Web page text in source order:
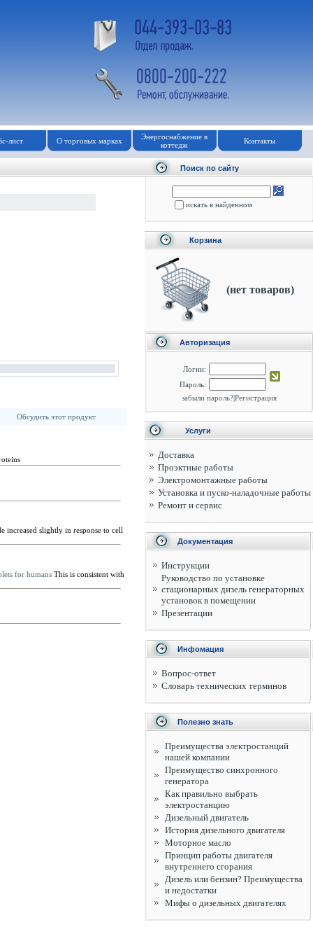
лист О торговых марках
Энергоснабжение в
коттедж
Контакты
Обсудить этот продукт
slightly in response to cell
for humansThis is consistent with
Поиск по сайту
искать в найденном
Корзина
(нет товаров)
Авторизация
Логин:
Пароль:
забыли пароль?|Регистрация
Услуги
Доставка
Проэктные работы
Электромонтажные работы
Установка и пуско-наладочные работы
Ремонт и сервис
Документация
Инструкции
Руководство по установке
стационарных дизель генераторных
установок в помещении
Презентации
Инфомация
Вопрос-ответ
Словарь технических терминов
Полезно знать
Преимущества электростанций
нашей компании
Преимущество синхронного
генератора
Как правильно выбрать
электростанцию
Дизельный двигатель
История дизельного двигателя
Моторное масло
Принцип работы двигателя
внутреннего сгорания
Дизель или бензин? Преимущества
и недостатки
Мифы о дизельных двигателях